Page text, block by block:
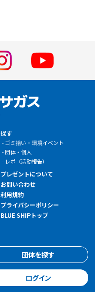
探す
ゴミ拾い・環境イベント
団体・個人
レポ（活動報告）
プレゼントについて
お問い合わせ
利用規約
プライバシーポリシー
BLUE SHIPトップ
団体を探す
ログイン